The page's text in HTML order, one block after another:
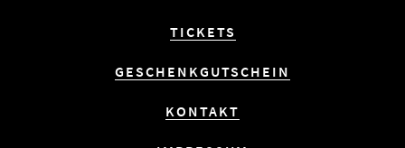
TICKETS
GESCHENKGUTSCHEIN
KONTAKT